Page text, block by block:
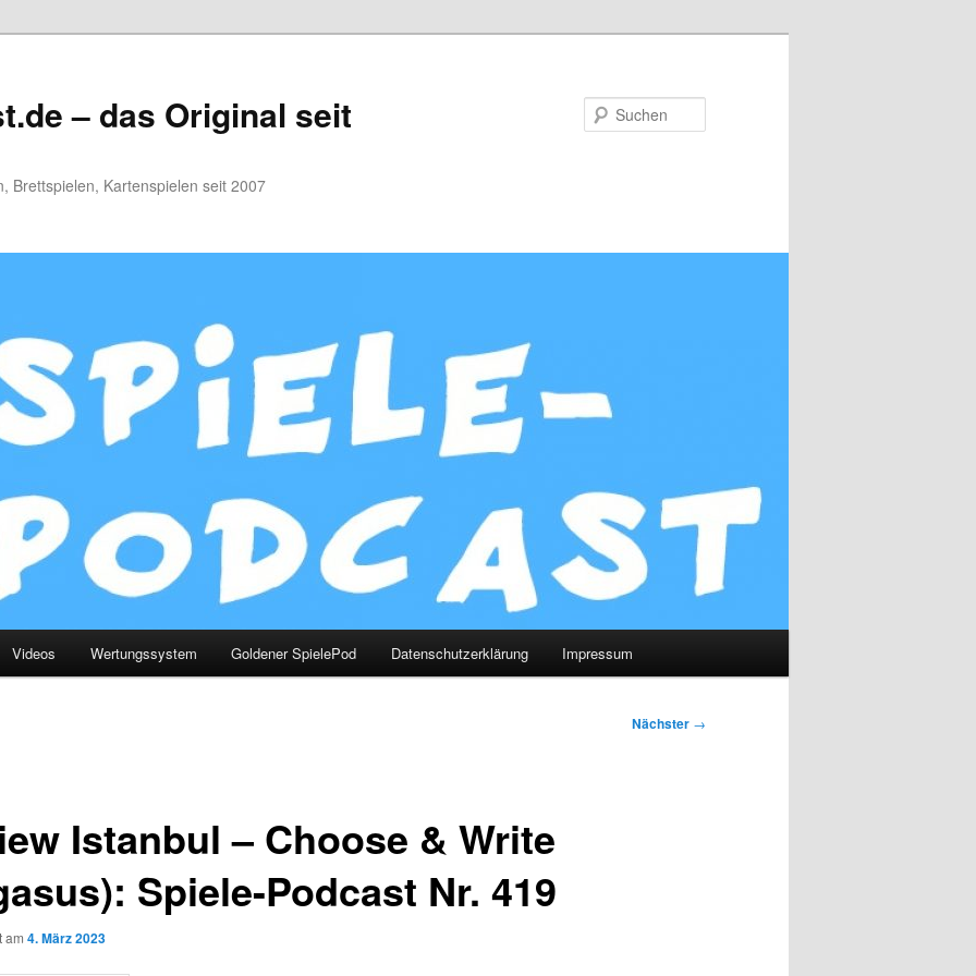
– das Original seit
Brettspielen, Kartenspielen seit 2007
Videos Wertungssystem Goldener SpielePod Datenschutzerklärung Impressum
Nächster →
Istanbul – Choose & Write
Spiele-Podcast Nr. 419
am 4. März 2023